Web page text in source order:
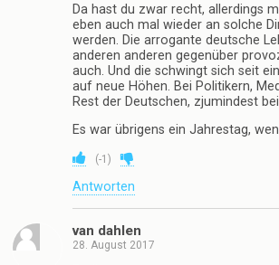
Da hast du zwar recht, allerdings
eben auch mal wieder an solche
werden. Die arrogante deutsche
anderen anderen gegenüber
auch. Und die schwingt sich seit
auf neue Höhen. Bei Politikern,
Rest der Deutschen, zjumindest
Es war übrigens ein Jahrestag,
(-1 )
Antworten
van dahlen
28. August 2017